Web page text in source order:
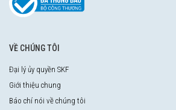
VỀ CHÚNG TÔI
Đại lý ủy quyền SKF
Giới thiệu chung
Báo chí nói về chúng tôi